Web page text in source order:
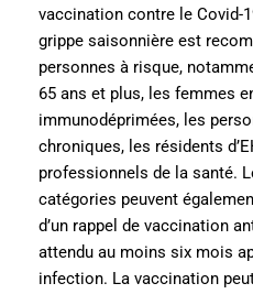
vaccination contre le Covid-
grippe saisonnière est
personnes à risque,
65 ans et plus, les femmes
immunodéprimées, les
chroniques, les résidents
professionnels de la santé.
catégories peuvent
d’un rappel de vaccination
attendu au moins six mois
infection. La vaccination